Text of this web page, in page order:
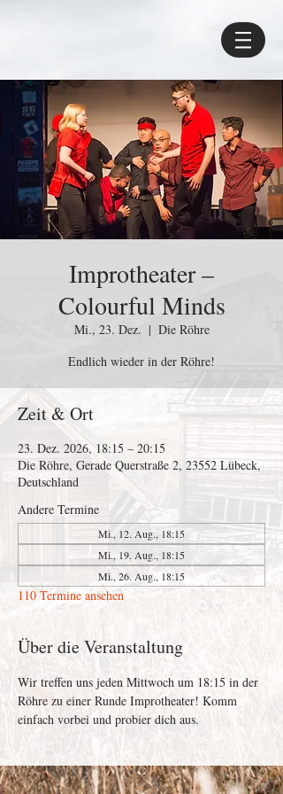
Improtheater –
Colourful Minds
Mi., 23. Dez.
  |
Die Röhre
Endlich wieder in der Röhre!
Zeit & Ort
23. Dez. 2026, 18:15 – 20:15
Die Röhre, Gerade Querstraße 2, 23552 Lübeck,
Deutschland
Andere Termine
Mi., 12. Aug., 18:15
Mi., 19. Aug., 18:15
Mi., 26. Aug., 18:15
110 Termine ansehen
Über die Veranstaltung
Wir treffen uns jeden Mittwoch um 18:15 in der
Röhre zu einer Runde Improtheater! Komm
einfach vorbei und probier dich aus.